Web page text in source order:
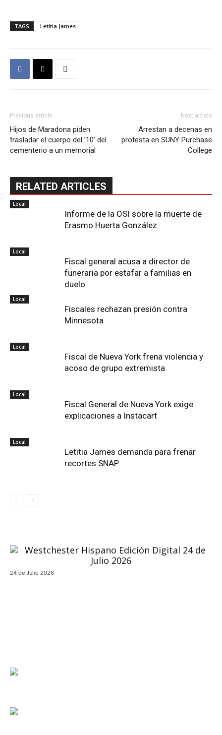
TAGS Letitia James
Previous article
Hijos de Maradona piden
trasladar el cuerpo del ’10’ del
cementerio a un memorial
Next article
Arrestan a decenas en
protesta en SUNY Purchase
College
RELATED ARTICLES
Local
Informe de la OSI sobre la muerte de
Erasmo Huerta González
Local
Fiscal general acusa a director de
funeraria por estafar a familias en
duelo
Local
Fiscales rechazan presión contra
Minnesota
Local
Fiscal de Nueva York frena violencia y
acoso de grupo extremista
Local
Fiscal General de Nueva York exige
explicaciones a Instacart
Local
Letitia James demanda para frenar
recortes SNAP
24 de Julio 2026